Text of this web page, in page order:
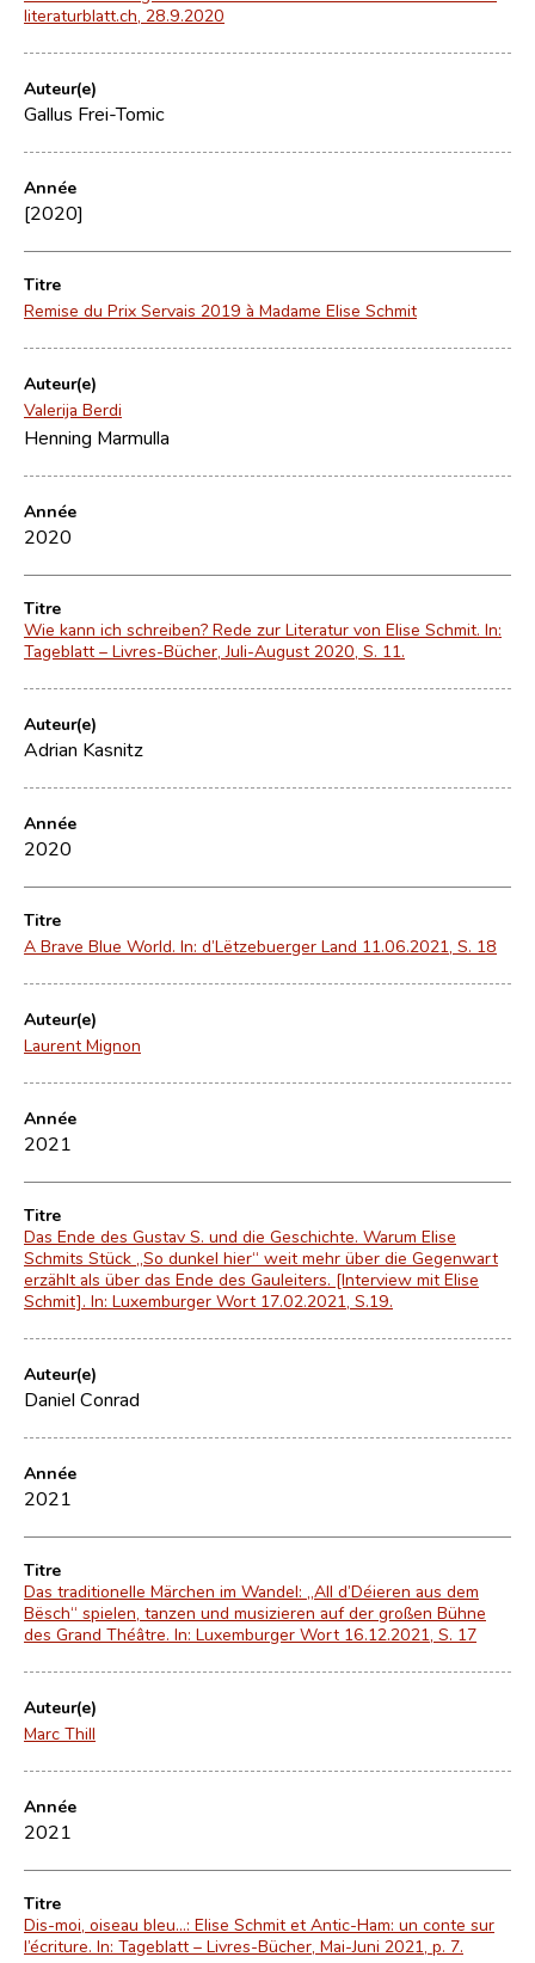
literaturblatt.ch, 28.9.2020
Auteur(e)
Gallus Frei-Tomic
Année
[2020]
Titre
Remise du Prix Servais 2019 à Madame Elise Schmit
Auteur(e)
Valerija Berdi
Henning Marmulla
Année
2020
Titre
Wie kann ich schreiben? Rede zur Literatur von Elise Schmit. In:
Tageblatt – Livres-Bücher, Juli-August 2020, S. 11.
Auteur(e)
Adrian Kasnitz
Année
2020
Titre
A Brave Blue World. In: d’Lëtzebuerger Land 11.06.2021, S. 18
Auteur(e)
Laurent Mignon
Année
2021
Titre
Das Ende des Gustav S. und die Geschichte. Warum Elise
Schmits Stück „So dunkel hier“ weit mehr über die Gegenwart
erzählt als über das Ende des Gauleiters. [Interview mit Elise
Schmit]. In: Luxemburger Wort 17.02.2021, S.19.
Auteur(e)
Daniel Conrad
Année
2021
Titre
Das traditionelle Märchen im Wandel: „All d’Déieren aus dem
Bësch“ spielen, tanzen und musizieren auf der großen Bühne
des Grand Théâtre. In: Luxemburger Wort 16.12.2021, S. 17
Auteur(e)
Marc Thill
Année
2021
Titre
Dis-moi, oiseau bleu…: Elise Schmit et Antic-Ham: un conte sur
l’écriture. In: Tageblatt – Livres-Bücher, Mai-Juni 2021, p. 7.